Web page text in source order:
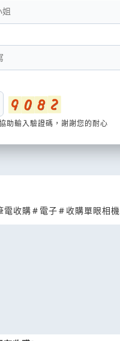
助輸入驗證碼，謝謝您的耐心
電收購# 電子# 收購單眼相機